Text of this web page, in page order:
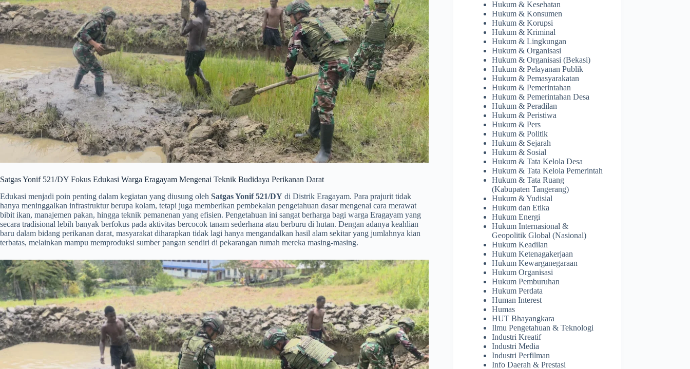
​Satgas Yonif 521/DY Fokus Edukasi Warga Eragayam Mengenai Teknik Budidaya Perikanan Darat
​Edukasi menjadi poin penting dalam kegiatan yang diusung oleh Satgas Yonif 521/DY di Distrik Eragayam. Para prajurit tidak
hanya meninggalkan infrastruktur berupa kolam, tetapi juga memberikan pembekalan pengetahuan dasar mengenai cara merawat
bibit ikan, manajemen pakan, hingga teknik pemanenan yang efisien. Pengetahuan ini sangat berharga bagi warga Eragayam yang
secara tradisional lebih banyak berfokus pada aktivitas bercocok tanam sederhana atau berburu di hutan. Dengan adanya keahlian
baru dalam bidang perikanan darat, masyarakat diharapkan tidak lagi hanya mengandalkan hasil alam sekitar yang jumlahnya kian
terbatas, melainkan mampu memproduksi sumber pangan sendiri di pekarangan rumah mereka masing-masing.
Hukum & Kesehatan
Hukum & Konsumen
Hukum & Korupsi
Hukum & Kriminal
Hukum & Lingkungan
Hukum & Organisasi
Hukum & Organisasi (Bekasi)
Hukum & Pelayanan Publik
Hukum & Pemasyarakatan
Hukum & Pemerintahan
Hukum & Pemerintahan Desa
Hukum & Peradilan
Hukum & Peristiwa
Hukum & Pers
Hukum & Politik
Hukum & Sejarah
Hukum & Sosial
Hukum & Tata Kelola Desa
Hukum & Tata Kelola Pemerintah
Hukum & Tata Ruang
(Kabupaten Tangerang)
Hukum & Yudisial
Hukum dan Etika
Hukum Energi
Hukum Internasional &
Geopolitik Global (Nasional)
Hukum Keadilan
Hukum Ketenagakerjaan
Hukum Kewarganegaraan
Hukum Organisasi
Hukum Pemburuhan
Hukum Perdata
Human Interest
Humas
HUT Bhayangkara
Ilmu Pengetahuan & Teknologi
Industri Kreatif
Industri Media
Industri Perfilman
Info Daerah & Prestasi